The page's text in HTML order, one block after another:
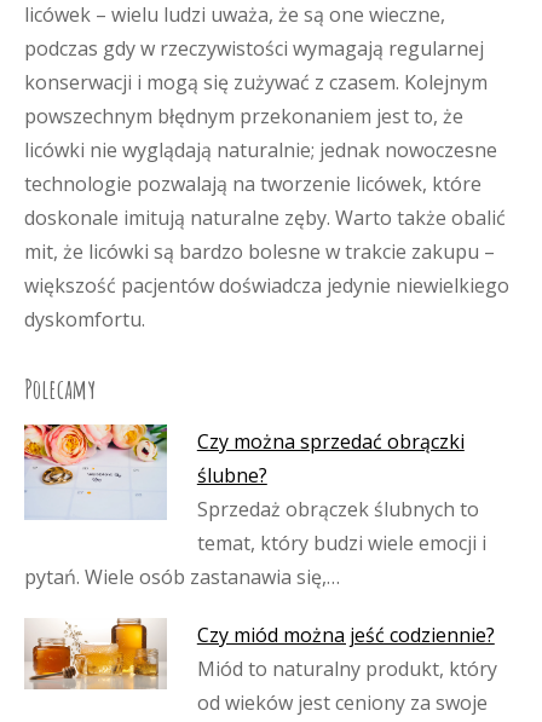
licówek – wielu ludzi uważa, że są one wieczne,
podczas gdy w rzeczywistości wymagają regularnej
konserwacji i mogą się zużywać z czasem. Kolejnym
powszechnym błędnym przekonaniem jest to, że
licówki nie wyglądają naturalnie; jednak nowoczesne
technologie pozwalają na tworzenie licówek, które
doskonale imitują naturalne zęby. Warto także obalić
mit, że licówki są bardzo bolesne w trakcie zakupu –
większość pacjentów doświadcza jedynie niewielkiego
dyskomfortu.
Polecamy
Czy można sprzedać obrączki
ślubne?
Sprzedaż obrączek ślubnych to
temat, który budzi wiele emocji i
pytań. Wiele osób zastanawia się,…
Czy miód można jeść codziennie?
Miód to naturalny produkt, który
od wieków jest ceniony za swoje